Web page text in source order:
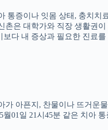
증이나 잇몸 상태, 충치치
은 대학가와 직장 생활권
다 내 증상과 필요한 진료
아픈지, 찬물이나 뜨거운
01일 21시45분 같은 치아